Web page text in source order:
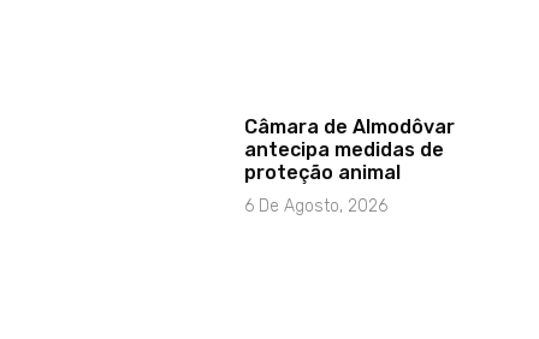
Câmara de Almodôvar
antecipa medidas de
proteção animal
6 De Agosto, 2026